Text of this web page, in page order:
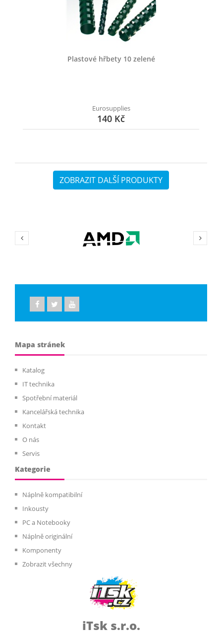
Plastové hřbety 10 zelené
Eurosupplies
140 Kč
ZOBRAZIT DALŠÍ PRODUKTY
iTsk s.r.o.
Mapa stránek
Katalog
IT technika
Spotřební materiál
Kancelářská technika
Kontakt
O nás
Servis
Kategorie
Náplně kompatibilní
Inkousty
PC a Notebooky
Náplně originální
Komponenty
Zobrazit všechny